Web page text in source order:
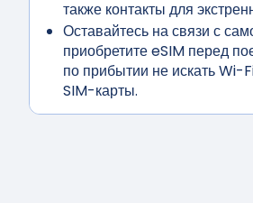
также контакты для
Оставайтесь на связи с
приобретите eSIM перед
по прибытии не искать Wi-
SIM-карты.